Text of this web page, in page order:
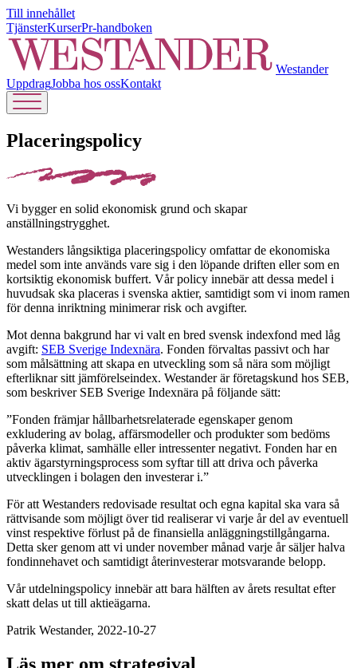
Till innehållet
TjänsterKurserPr-handboken
Westander
UppdragJobba hos ossKontakt
Placeringspolicy
Vi bygger en solid ekonomisk grund och skapar
anställningstrygghet.
Westanders långsiktiga placeringspolicy omfattar de ekonomiska
medel som inte används vare sig i den löpande driften eller som en
kortsiktig ekonomisk buffert. Vår policy innebär att dessa medel i
huvudsak ska placeras i svenska aktier, samtidigt som vi inom ramen
för denna inriktning minimerar risk och avgifter.
Mot denna bakgrund har vi valt en bred svensk indexfond med låg
avgift: SEB Sverige Indexnära. Fonden förvaltas passivt och har
som målsättning att skapa en utveckling som så nära som möjligt
efterliknar sitt jämförelseindex. Westander är företagskund hos SEB,
som beskriver SEB Sverige Indexnära på följande sätt:
”Fonden främjar hållbarhetsrelaterade egenskaper genom
exkludering av bolag, affärsmodeller och produkter som bedöms
påverka klimat, samhälle eller intressenter negativt. Fonden har en
aktiv ägarstyrningsprocess som syftar till att driva och påverka
utvecklingen i bolagen den investerar i.”
För att Westanders redovisade resultat och egna kapital ska vara så
rättvisande som möjligt över tid realiserar vi varje år del av eventuell
vinst respektive förlust på de finansiella anläggningstillgångarna.
Detta sker genom att vi under november månad varje år säljer halva
fondinnehavet och samtidigt återinvesterar motsvarande belopp.
Vår utdelningspolicy innebär att bara hälften av årets resultat efter
skatt delas ut till aktieägarna.
Patrik Westander, 2022-10-27
Läs mer om strategival